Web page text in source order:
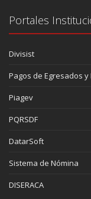
Portales
Divisist
Pagos de Egresados y
Piagev
PQRSDF
DatarSoft
Sistema de Nómina
DISERACA